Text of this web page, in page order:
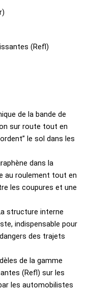
(Refl)
de la bande de
sur route tout en
le sol dans les
dans la
au roulement tout en
les coupures et une
structure interne
indispensable pour
des trajets
de la gamme
(Refl) sur les
les automobilistes